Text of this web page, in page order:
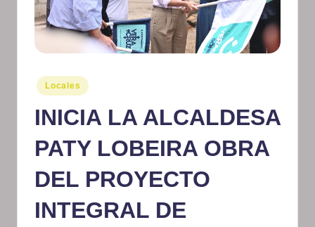
o
r
m
at
iv
o
Publicado
en
Locales
INICIA LA ALCALDESA
PATY LOBEIRA OBRA
DEL PROYECTO
INTEGRAL DE